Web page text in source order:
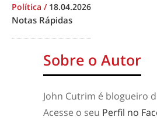
Política / 18.04.2026
Notas Rápidas
Sobre o Autor
John Cutrim é blogueiro
Acesse o seu Perfil no